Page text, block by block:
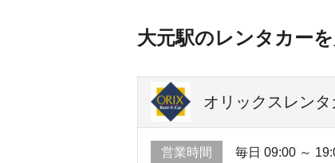
大元駅のレンタカー
オリックスレン
営業時間 毎日 09:00 ～